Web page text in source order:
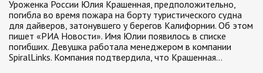
Уроженка России Юлия Крашенная, предположительно,
погибла во время пожара на борту туристического судна
для дайверов, затонувшего у берегов Калифорнии. Об этом
пишет «РИА Новости». Имя Юлии появилось в списке
погибших. Девушка работала менеджером в компании
SpiralLinks. Компания подтвердила, что Крашенная…